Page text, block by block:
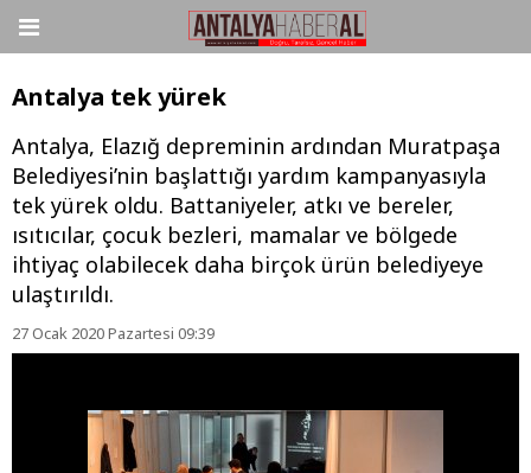
Antalya tek yürek
Antalya, Elazığ depreminin ardından Muratpaşa
Belediyesi’nin başlattığı yardım kampanyasıyla
tek yürek oldu. Battaniyeler, atkı ve bereler,
ısıtıcılar, çocuk bezleri, mamalar ve bölgede
ihtiyaç olabilecek daha birçok ürün belediyeye
ulaştırıldı.
27 Ocak 2020 Pazartesi 09:39